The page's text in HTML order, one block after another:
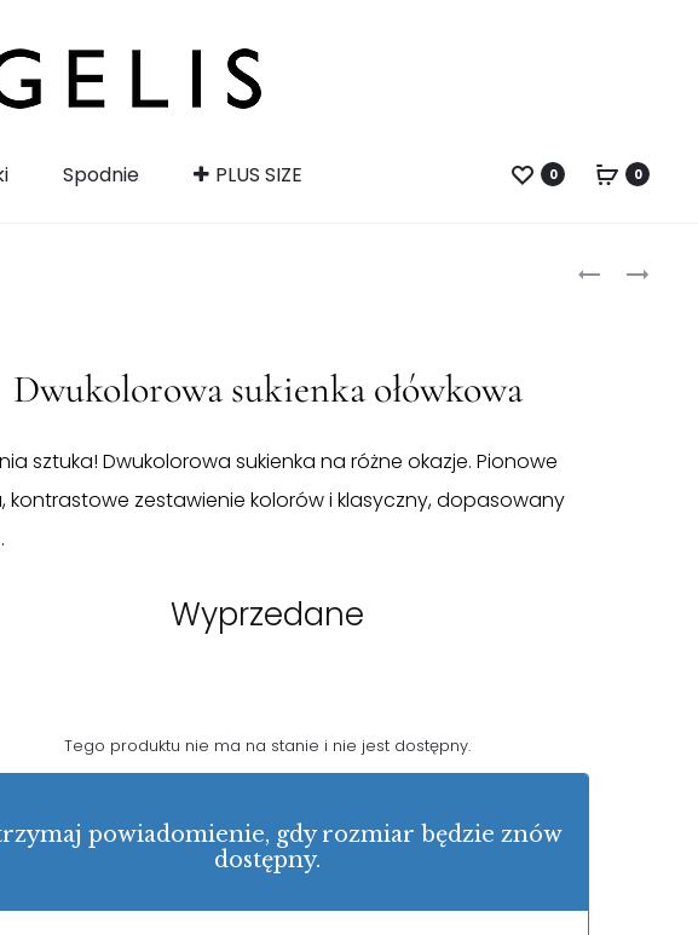
Spodnie PLUS SIZE 0 0
Dwukolorowa sukienka ołówkowa
sztuka! Dwukolorowa sukienka na różne okazje. Pionowe
kontrastowe zestawienie kolorów i klasyczny, dopasowany
Wyprzedane
Tego produktu nie ma na stanie i nie jest dostępny.
powiadomienie, gdy rozmiar będzie znów
dostępny.